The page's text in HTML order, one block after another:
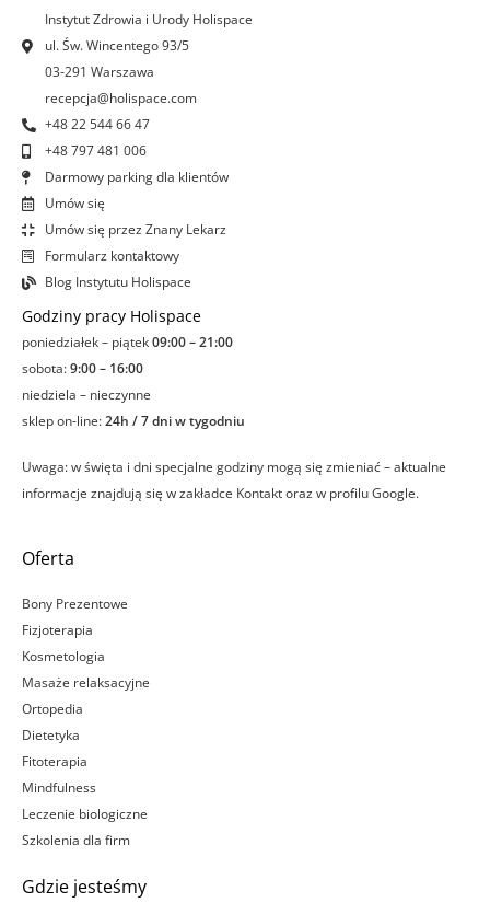
k
-
f
a
Instytut Zdrowia i Urody Holispace
ul. Św. Wincentego 93/5
03-291 Warszawa
recepcja@holispace.com
+48 22 544 66 47
+48 797 481 006
Darmowy parking dla klientów
Umów się
Umów się przez Znany Lekarz
Formularz kontaktowy
Blog Instytutu Holispace
Godziny pracy Holispace
poniedziałek – piątek09:00 – 21:00
sobota:9:00 – 16:00
niedziela – nieczynne
sklep on-line:24h / 7 dni w tygodniu
Uwaga: w święta i dni specjalne godziny mogą się zmieniać – aktualne
informacje znajdują się w zakładce Kontakt oraz w profilu Google.
Oferta
Bony Prezentowe
Fizjoterapia
Kosmetologia
Masaże relaksacyjne
Ortopedia
Dietetyka
Fitoterapia
Mindfulness
Leczenie biologiczne
Szkolenia dla firm
Gdzie jesteśmy